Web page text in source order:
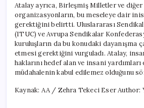
Atalay ayrıca, Birleşmiş Milletler ve diğer
organizasyonların, bu meseleye dair
gerektiğini belirtti. Uluslararası
(ITUC) ve Avrupa Sendikalar
kuruluşların da bu konudaki dayanışma
etmesi gerektiğini vurguladı. Atalay,
haklarını hedef alan ve insani
müdahalenin kabul edilemez olduğunu
Kaynak: AA / Zehra Tekeci Eser Author: